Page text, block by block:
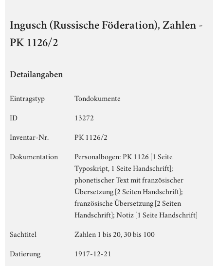
Ingusch (Russische Föderation), Zahlen -
PK 1126/2
Detailangaben
Eintragstyp
Tondokumente
ID
13272
Inventar-Nr.
PK 1126/2
Dokumentation
Personalbogen: PK 1126 [1 Seite
Typoskript, 1 Seite Handschrift];
phonetischer Text mit französischer
Übersetzung [2 Seiten Handschrift];
französische Übersetzung [2 Seiten
Handschrift]; Notiz [1 Seite Handschrift]
Sachtitel
Zahlen 1 bis 20, 30 bis 100
Datierung
1917-12-21